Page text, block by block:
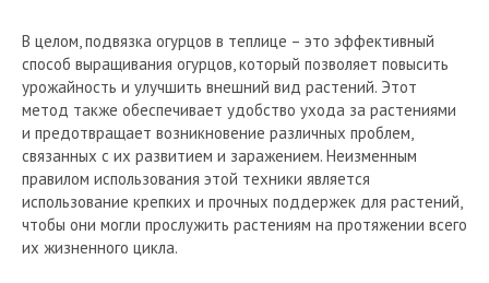
В целом, подвязка огурцов в теплице – это эффективный
способ выращивания огурцов, который позволяет повысить
урожайность и улучшить внешний вид растений. Этот
метод также обеспечивает удобство ухода за растениями
и предотвращает возникновение различных проблем,
связанных с их развитием и заражением. Неизменным
правилом использования этой техники является
использование крепких и прочных поддержек для растений,
чтобы они могли прослужить растениям на протяжении всего
их жизненного цикла.